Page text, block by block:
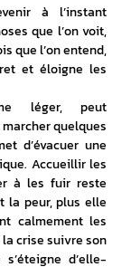
à l’instant
que l’on voit,
que l’on entend,
et éloigne les
léger, peut
quelques
d’évacuer une
Accueillir les
à les fuir reste
la peur, plus elle
calmement les
crise suivre son
d’elle-